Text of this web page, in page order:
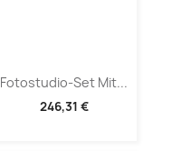
Fotostudio-Set Mit...
246,31 €